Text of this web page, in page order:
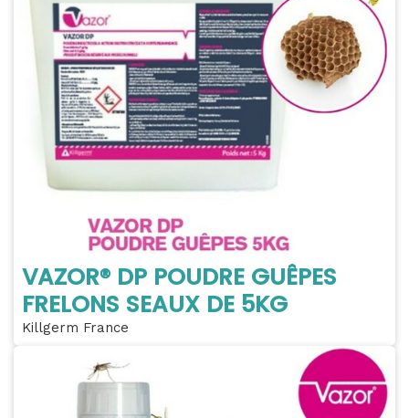
VAZOR® DP POUDRE GUÊPES
FRELONS SEAUX DE 5KG
Killgerm France